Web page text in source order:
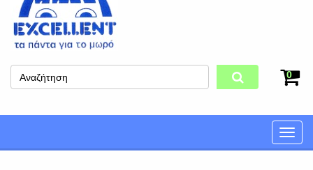
ΩΡΆΡΙΟ ΚΑΤΑΣΤΉΜΑΤΟΣ
ΦΥΣΙΚΌ ΚΑΤΆΣΤΗΜΑ
0
Toggle